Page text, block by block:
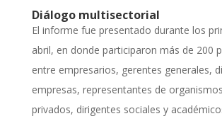
Diálogo multisectorial
El informe fue presentado durante los
abril, en donde participaron más de 200
entre empresarios, gerentes generales,
empresas, representantes de
privados, dirigentes sociales y